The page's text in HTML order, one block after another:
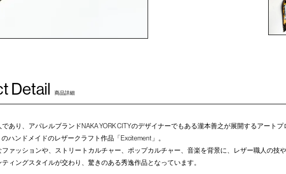
Detail 商品詳細
であり、アパレルブランドNAKA YORK CITYのデザイナーでもある瀧本善之が展開するアートプ
のハンドメイドのレザークラフト作品「Excitement」。
ファッションや、ストリートカルチャー、ポップカルチャー、音楽を背景に、レザー職人の技
ィングスタイルが交わり、驚きのある秀逸作品となっています。